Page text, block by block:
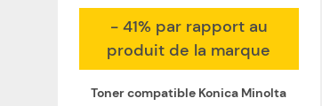
- 41% par rapport au
produit de la marque
Toner compatible Konica Minolta